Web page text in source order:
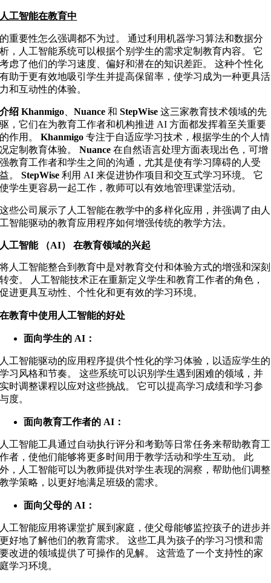
人工智能在教育中
的重要性怎么强调都不为过。 通过利用机器学习算法和数据分
析，人工智能系统可以根据个别学生的需求定制教育内容。 它
考虑了他们的学习速度、偏好和潜在的知识差距。 这种个性化
有助于更有效地吸引学生并提高保留率，使学习成为一种更具活
力和互动性的体验。
介绍 Khanmigo 、Nuance 和StepWise 这三家教育技术领域的先
驱，它们在为教育工作者和机构推进 AI 方面都发挥着至关重要
的作用。Khanmigo 专注于自适应学习技术，根据学生的个人情
况定制教育体验。Nuance 在自然语言处理方面表现出色，可增
强教育工作者和学生之间的沟通，尤其是使有学习障碍的人受
益。StepWise 利用 AI 来促进协作项目和交互式学习环境。 它
使学生更容易一起工作，教师可以有效地管理课堂活动。
这些公司展示了人工智能在教学中的多样化应用，并强调了由人
工智能驱动的教育应用程序如何增强传统的教学方法。
人工智能 （AI） 在教育领域的兴起
将人工智能整合到教育中是对教育交付和体验方式的增强和深刻
转变。 人工智能技术正在重新定义学生和教育工作者的角色，
促进更具互动性、个性化和更有效的学习环境。
在教育中使用人工智能的好处
面向学生的 AI：
人工智能驱动的应用程序提供个性化的学习体验，以适应学生的
学习风格和节奏。 这些系统可以识别学生遇到困难的领域，并
实时调整课程以应对这些挑战。 它可以提高学习成绩和学习参
与度。
面向教育工作者的 AI：
人工智能工具通过自动执行评分和考勤等日常任务来帮助教育工
作者，使他们能够将更多时间用于教学活动和学生互动。 此
外，人工智能可以为教师提供对学生表现的洞察，帮助他们调整
教学策略，以更好地满足班级的需求。
面向父母的 AI：
人工智能应用将课堂扩展到家庭，使父母能够监控孩子的进步并
更好地了解他们的教育需求。 这些工具为孩子的学习习惯和需
要改进的领域提供了可操作的见解。 这营造了一个支持性的家
庭学习环境。